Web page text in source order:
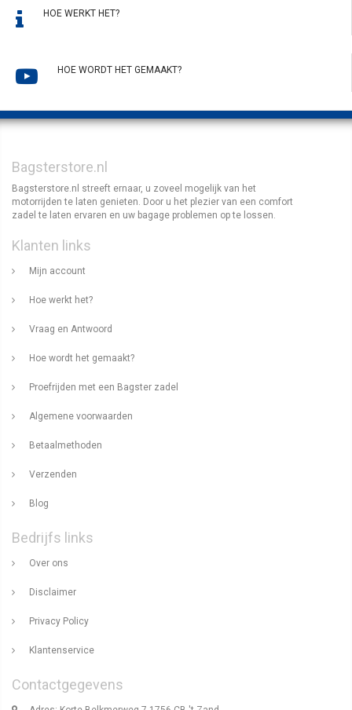
HOE WERKT HET?
HOE WORDT HET GEMAAKT?
Bagsterstore.nl
Bagsterstore.nl streeft ernaar, u zoveel mogelijk van het
motorrijden te laten genieten. Door u het plezier van een comfort
zadel te laten ervaren en uw bagage problemen op te lossen.
Klanten links
Mijn account
Hoe werkt het?
Vraag en Antwoord
Hoe wordt het gemaakt?
Proefrijden met een Bagster zadel
Algemene voorwaarden
Betaalmethoden
Verzenden
Blog
Bedrijfs links
Over ons
Disclaimer
Privacy Policy
Klantenservice
Contactgegevens